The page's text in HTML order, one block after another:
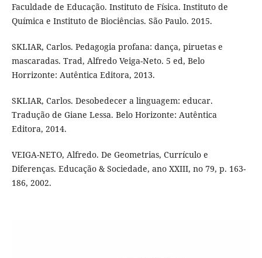
Faculdade de Educação. Instituto de Física. Instituto de
Química e Instituto de Biociências. São Paulo. 2015.
SKLIAR, Carlos. Pedagogia profana: dança, piruetas e
mascaradas. Trad, Alfredo Veiga-Neto. 5 ed, Belo
Horrizonte: Autêntica Editora, 2013.
SKLIAR, Carlos. Desobedecer a linguagem: educar.
Tradução de Giane Lessa. Belo Horizonte: Autêntica
Editora, 2014.
VEIGA-NETO, Alfredo. De Geometrias, Currículo e
Diferenças. Educação & Sociedade, ano XXIII, no 79, p. 163-
186, 2002.